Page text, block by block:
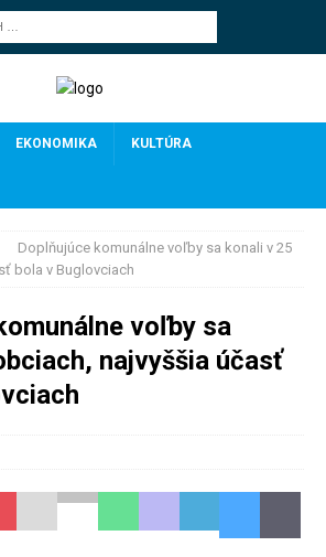
EKONOMIKA KULTÚRA
Doplňujúce komunálne voľby sa konali v 25
bola v Buglovciach
voľby sa
najvyššia účasť